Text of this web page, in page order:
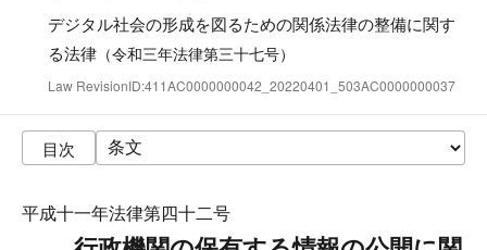
デジタル社会の形成を図るための関係法律の整備に関す
る法律 （令和三年法律第三十七号）
Law RevisionID:411AC0000000042_20220401_503AC0000000037
目次
平成十一年法律第四十二号